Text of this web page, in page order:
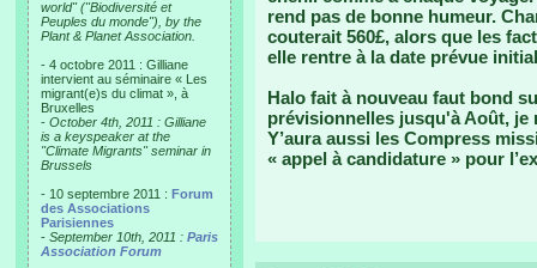
world" ("Biodiversité et
Peuples du monde"), by the
Plant & Planet Association.
- 4 octobre 2011 : Gilliane
intervient au séminaire « Les
migrant(e)s du climat », à
Bruxelles
- October 4th, 2011 : Gilliane
is a keyspeaker at the
"Climate Migrants" seminar in
Brussels
- 10 septembre 2011 : Forum
des Associations
Parisiennes
- September 10th, 2011 : Paris
Association Forum
rend pas de bonne humeur.
couterait 560£, alors que les
elle rentre à la date prévue
Halo fait à nouveau faut bond
prévisionnelles jusqu'à Août, je
Y’aura aussi les Compress
« appel à candidature » pour